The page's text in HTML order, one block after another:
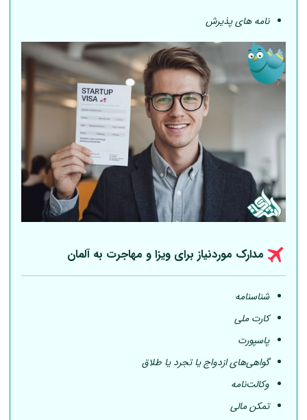
نامه های پذیرش
مدارک موردنیاز برای ویزا و مهاجرت بهآلمان
شناسنامه
کارت ملی
پاسپورت
گواهی‌های ازدواج یا تجرد یا طلاق
وکالت‌نامه
تمکن مالی